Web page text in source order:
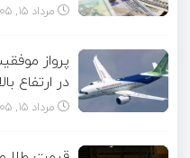
مرداد ۱۵, ۱۴۰۵
پرواز
در ارتفاع
مرداد ۱۵, ۱۴۰۵